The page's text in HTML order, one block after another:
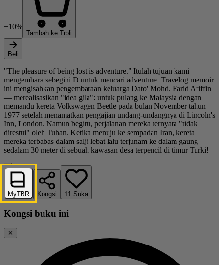
−10%
Tambah ke Troli
Beli
"The pleasure of being lost is adventure." Itulah tujuan kami
mengembara sebegini Ð untuk mencari adventure. Travelog memoir
ini mengisahkan pengembaraan keluarga Dato' Mohd. Farid Ariffin
— merealisasikan "idea gila": untuk pulang ke Malaysia dengan
memandu kereta Volkswagen Beetle pada bulan November tahun
1977 setelah menamatkan pengajian undang-undangnya di Lincoln's
Inn, London. Namun begitu, perjalanan mereka ternyata "tidak
direstui" oleh Tuhan. Ketika menuju ke sempadan Iran, kereta
mereka terbabas dalam salji lebat lalu terjunam ke dalam gaung
sedalam 30 meter di sebuah kawasan desa terpencil di timur Turki!
MyTBR Kongsi 11 Suka
Kongsi buku ini
✕